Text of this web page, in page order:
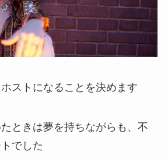
ストになることを決めます
ときは夢を持ちながらも、不
でした